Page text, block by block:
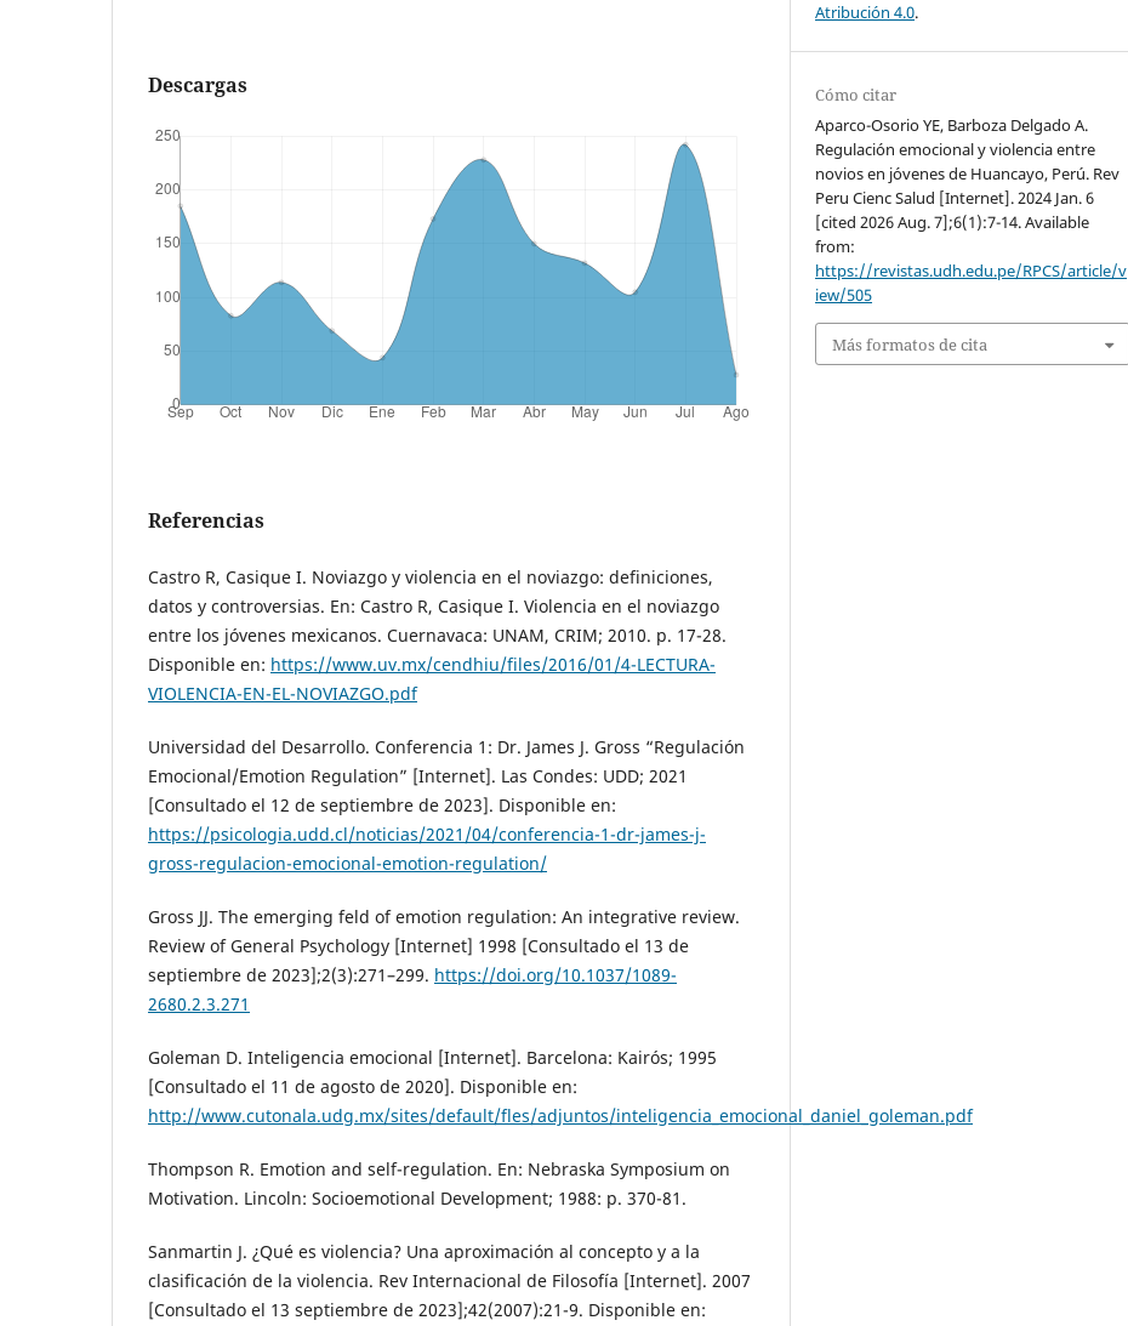
Descargas
Referencias
Castro R, Casique I. Noviazgo y violencia en el noviazgo: definiciones,
datos y controversias. En: Castro R, Casique I. Violencia en el noviazgo
entre los jóvenes mexicanos. Cuernavaca: UNAM, CRIM; 2010. p. 17-28.
Disponible en: https://www.uv.mx/cendhiu/files/2016/01/4-LECTURA-
VIOLENCIA-EN-EL-NOVIAZGO.pdf
Universidad del Desarrollo. Conferencia 1: Dr. James J. Gross “Regulación
Emocional/Emotion Regulation” [Internet]. Las Condes: UDD; 2021
[Consultado el 12 de septiembre de 2023]. Disponible en:
https://psicologia.udd.cl/noticias/2021/04/conferencia-1-dr-james-j-
gross-regulacion-emocional-emotion-regulation/
Gross JJ. The emerging feld of emotion regulation: An integrative review.
Review of General Psychology [Internet] 1998 [Consultado el 13 de
septiembre de 2023];2(3):271–299. https://doi.org/10.1037/1089-
2680.2.3.271
Goleman D. Inteligencia emocional [Internet]. Barcelona: Kairós; 1995
[Consultado el 11 de agosto de 2020]. Disponible en:
http://www.cutonala.udg.mx/sites/default/fles/adjuntos/inteligencia_emocional_daniel_goleman.pdf
Thompson R. Emotion and self-regulation. En: Nebraska Symposium on
Motivation. Lincoln: Socioemotional Development; 1988: p. 370-81.
Sanmartin J. ¿Qué es violencia? Una aproximación al concepto y a la
clasificación de la violencia. Rev Internacional de Filosofía [Internet]. 2007
[Consultado el 13 septiembre de 2023];42(2007):21-9. Disponible en:
Atribución 4.0.
Cómo citar
Aparco-Osorio YE, Barboza Delgado A.
Regulación emocional y violencia entre
novios en jóvenes de Huancayo, Perú. Rev
Peru Cienc Salud [Internet]. 2024 Jan. 6
[cited 2026 Aug. 7];6(1):7-14. Available
from:
https://revistas.udh.edu.pe/RPCS/article/v
iew/505
Más formatos de cita